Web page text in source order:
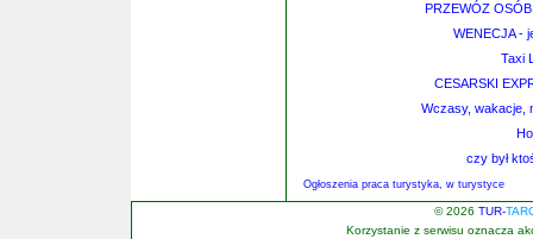
PRZEWÓZ
WENECJA -
Taxi
CESARSKI
Wczasy, wakacje,
czy był
Ogłoszenia praca turystyka, w turystyce
© 2026 TUR-
Korzystanie z serwisu oznacza